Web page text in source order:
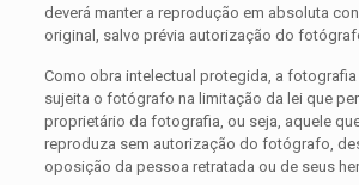
deverá manter a reprodução em absoluta
original, salvo prévia autorização do
Como obra intelectual protegida, a
sujeita o fotógrafo na limitação da lei que
proprietário da fotografia, ou seja, aquele
reproduza sem autorização do fotógrafo,
oposição da pessoa retratada ou de seus